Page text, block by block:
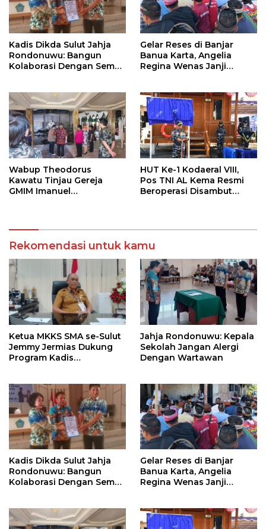
Kadis Dikda Sulut Jahja
Rondonuwu: Bangun
Kolaborasi Dengan Semua
Gelar Reses di Banjar
Banua Karta, Angelia
Regina Wenas Janji
Wabup Theodorus
Kawatu Tinjau Gereja
GMIM Imanuel
bagi Jemaat
HUT Ke-1 Kodaeral VIII,
Pos TNI AL Kema Resmi
Beroperasi Disambut
Rekomendasi untuk kamu
Ketua MKKS SMA se-Sulut
Jemmy Jermias Dukung
Program Kadis
Jahja Rondonuwu: Kepala
Sekolah Jangan Alergi
Dengan Wartawan
Kadis Dikda Sulut Jahja
Rondonuwu: Bangun
Kolaborasi Dengan Semua
Gelar Reses di Banjar
Banua Karta, Angelia
Regina Wenas Janji